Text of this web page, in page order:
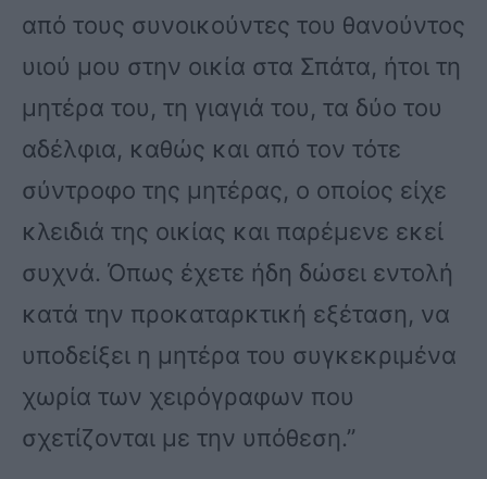
από τους συνοικούντες του θανούντος
υιού μου στην οικία στα Σπάτα, ήτοι τη
μητέρα του, τη γιαγιά του, τα δύο του
αδέλφια, καθώς και από τον τότε
σύντροφο της μητέρας, ο οποίος είχε
κλειδιά της οικίας και παρέμενε εκεί
συχνά. Όπως έχετε ήδη δώσει εντολή
κατά την προκαταρκτική εξέταση, να
υποδείξει η μητέρα του συγκεκριμένα
χωρία των χειρόγραφων που
σχετίζονται με την υπόθεση.”